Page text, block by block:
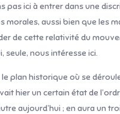
pas ici à entrer dans une
morales, aussi bien que les
de cette relativité du
seule, nous intéresse ici.
le plan historique où se
hier un certain état de
aujourd’hui ; en aura un